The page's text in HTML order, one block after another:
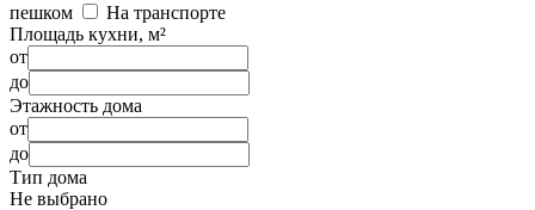
пешком
На транспорте
Площадь кухни, м²
от
до
Этажность дома
от
до
Тип дома
Не выбрано